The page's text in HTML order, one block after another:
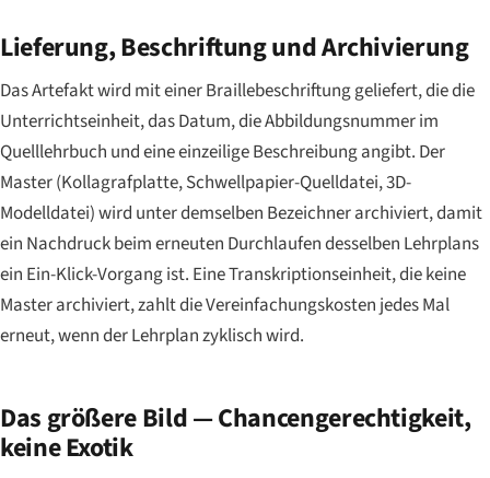
Lieferung, Beschriftung und Archivierung
Das Artefakt wird mit einer Braillebeschriftung geliefert, die die
Unterrichtseinheit, das Datum, die Abbildungsnummer im
Quelllehrbuch und eine einzeilige Beschreibung angibt. Der
Master (Kollagrafplatte, Schwellpapier-Quelldatei, 3D-
Modelldatei) wird unter demselben Bezeichner archiviert, damit
ein Nachdruck beim erneuten Durchlaufen desselben Lehrplans
ein Ein-Klick-Vorgang ist. Eine Transkriptionseinheit, die keine
Master archiviert, zahlt die Vereinfachungskosten jedes Mal
erneut, wenn der Lehrplan zyklisch wird.
Das größere Bild — Chancengerechtigkeit,
keine Exotik